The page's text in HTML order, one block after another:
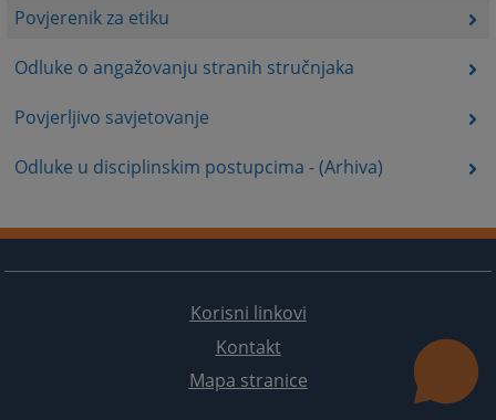
Povjerenik za etiku
Odluke o angažovanju stranih stručnjaka
Povjerljivo savjetovanje
Odluke u disciplinskim postupcima - (Arhiva)
Korisni linkovi
Kontakt
Mapa stranice